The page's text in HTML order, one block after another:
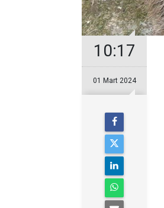
10:17
01 Mart 2024